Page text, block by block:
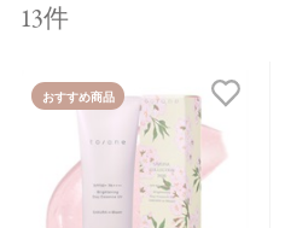
13件
おすすめ商品